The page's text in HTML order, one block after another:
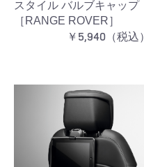
スタイル バルブキャップ
［RANGE ROVER］
￥5,940（税込）